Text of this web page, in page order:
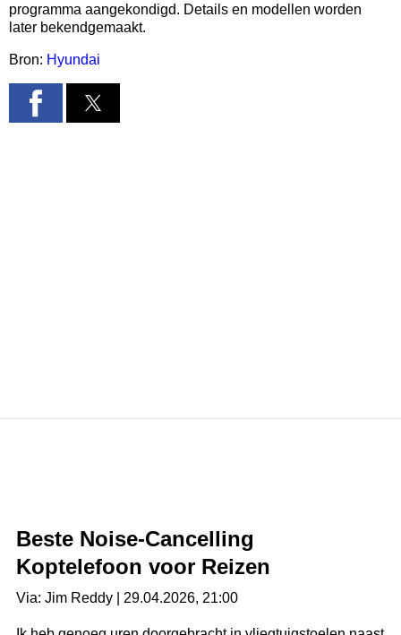
programma aangekondigd. Details en modellen worden
later bekendgemaakt.
Bron: Hyundai